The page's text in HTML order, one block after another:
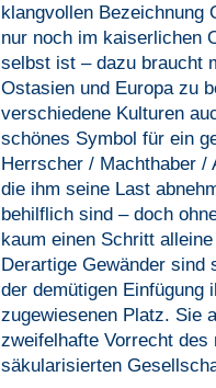
klangvollen Bezeichnung
nur noch im kaiserlichen
selbst ist – dazu braucht
Ostasien und Europa zu
verschiedene Kulturen
schönes Symbol für ein
Herrscher / Machthaber /
die ihm seine Last
behilflich sind – doch
kaum einen Schritt
Derartige Gewänder sind
der demütigen Einfügung
zugewiesenen Platz. Sie
zweifelhafte Vorrecht des
säkularisierten